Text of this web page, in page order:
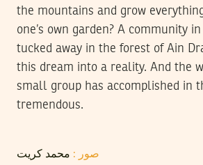
the mountains and grow
one’s own garden? A community
tucked away in the forest of Ain
this dream into a reality. And the
small group has accomplished in
tremendous.
صور : محمد كريت